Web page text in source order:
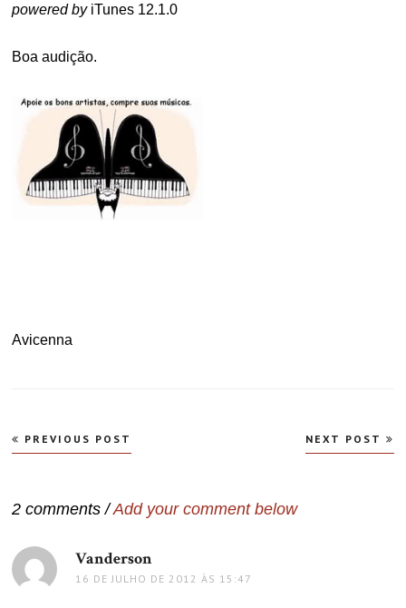
powered byiTunes 12.1.0
Boa audição.
Avicenna
Navegação
de
PREVIOUS POST NEXT POST
2 comments /Add your comment below
Vanderson
16 DE JULHO DE 2012 ÀS 15:47